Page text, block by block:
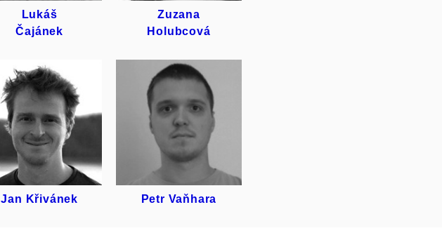
Lukáš
Čajánek
Zuzana
Holubcová
JAN
KŘIVÁNEK
Jan Křivánek
PETR
VAŇHARA
Petr Vaňhara